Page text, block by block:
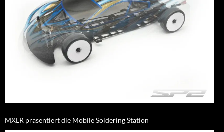
MXLR präsentiert die Mobile Soldering Station